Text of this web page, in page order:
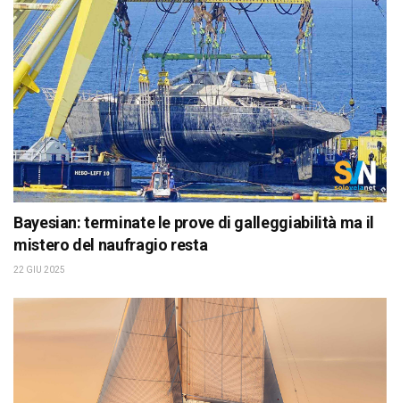
Bayesian: terminate le prove di galleggiabilità ma il
mistero del naufragio resta
22 GIU 2025